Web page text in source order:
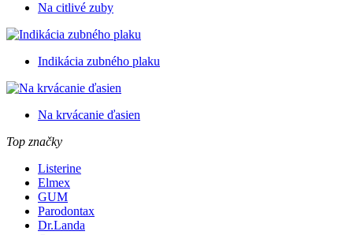
Na citlivé zuby
Indikácia zubného plaku
Na krvácanie ďasien
Top značky
Listerine
Elmex
GUM
Parodontax
Dr.Landa